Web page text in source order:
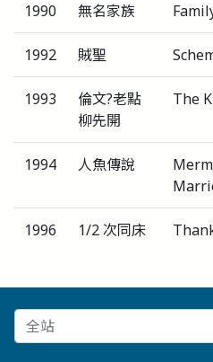
1990 無名家族
1992 賊聖
1993
倫文?老點
柳先開
The
1994 人魚傳說
1996 1/2 次同床